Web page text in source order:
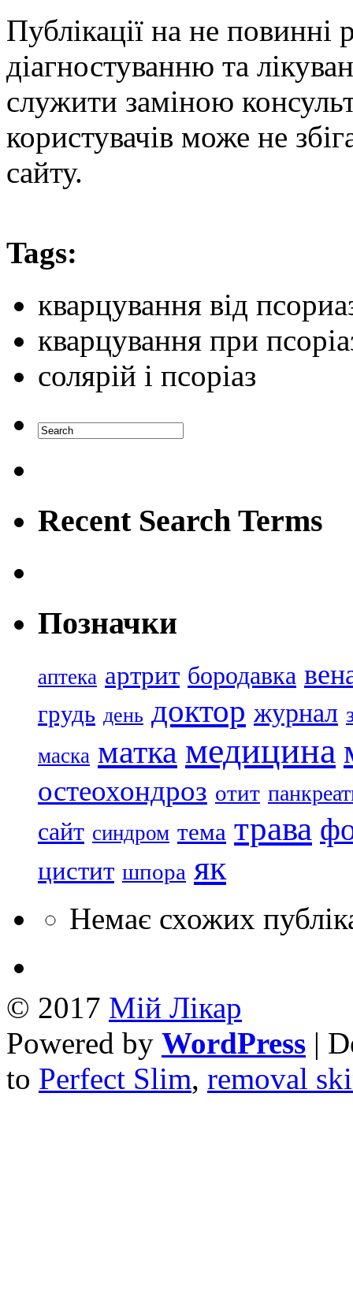
Публікації на не повинні
діагностуванню та
служити заміною
користувачів може не
сайту.
Tags:
кварцування від
кварцування при
солярій і псоріаз
Recent Search Terms
Позначки
аптека артрит бородавка
грудь день доктор журнал
маска матка медицина
остеохондроз отит
сайт синдром тема трава
цистит шпора як
Немає схожих
© 2017 Mій Лікар
Powered by WordPress |
to Perfect Slim, removal